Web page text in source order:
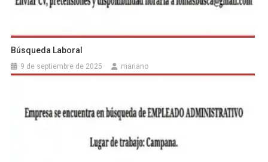
Búsqueda Laboral
9 de septiembre de 2025 mariano